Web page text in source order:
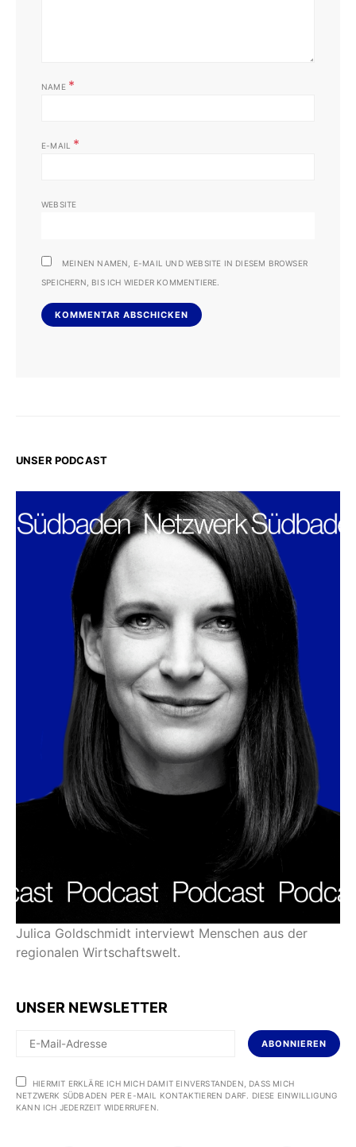
NAME *
E-MAIL *
WEBSITE
MEINEN NAMEN, E-MAIL UND WEBSITE IN DIESEM BROWSER
SPEICHERN, BIS ICH WIEDER KOMMENTIERE.
UNSER PODCAST
Julica Goldschmidt interviewt Menschen aus der
regionalen Wirtschaftswelt.
UNSER NEWSLETTER
ABONNIEREN
HIERMIT ERKLÄRE ICH MICH DAMIT EINVERSTANDEN, DASS MICH
NETZWERK SÜDBADEN PER E-MAIL KONTAKTIEREN DARF. DIESE EINWILLIGUNG
KANN ICH JEDERZEIT WIDERRUFEN.